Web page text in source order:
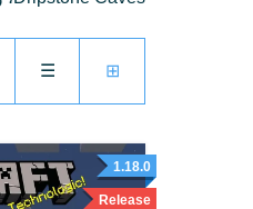
⊞
☰
1.18.0
Release